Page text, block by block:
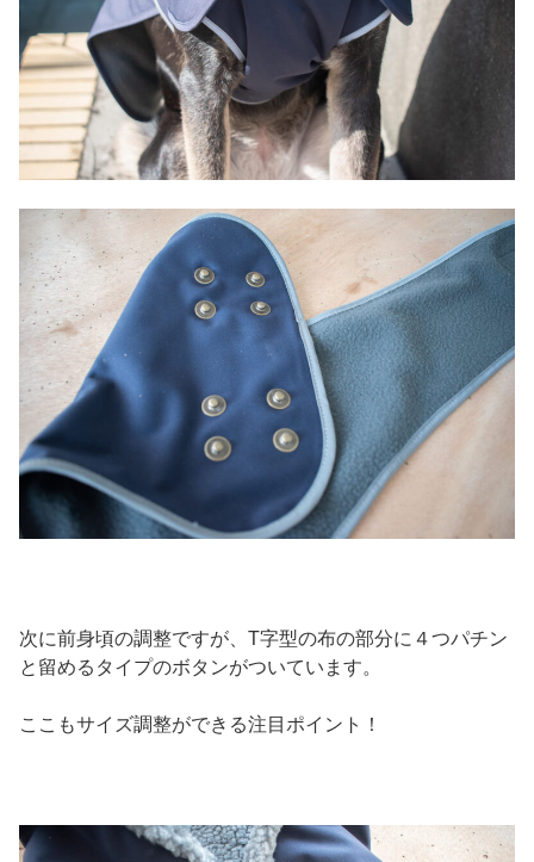
次に前身頃の調整ですが、T字型の布の部分に４つパチン
と留めるタイプのボタンがついています。
ここもサイズ調整ができる注目ポイント！